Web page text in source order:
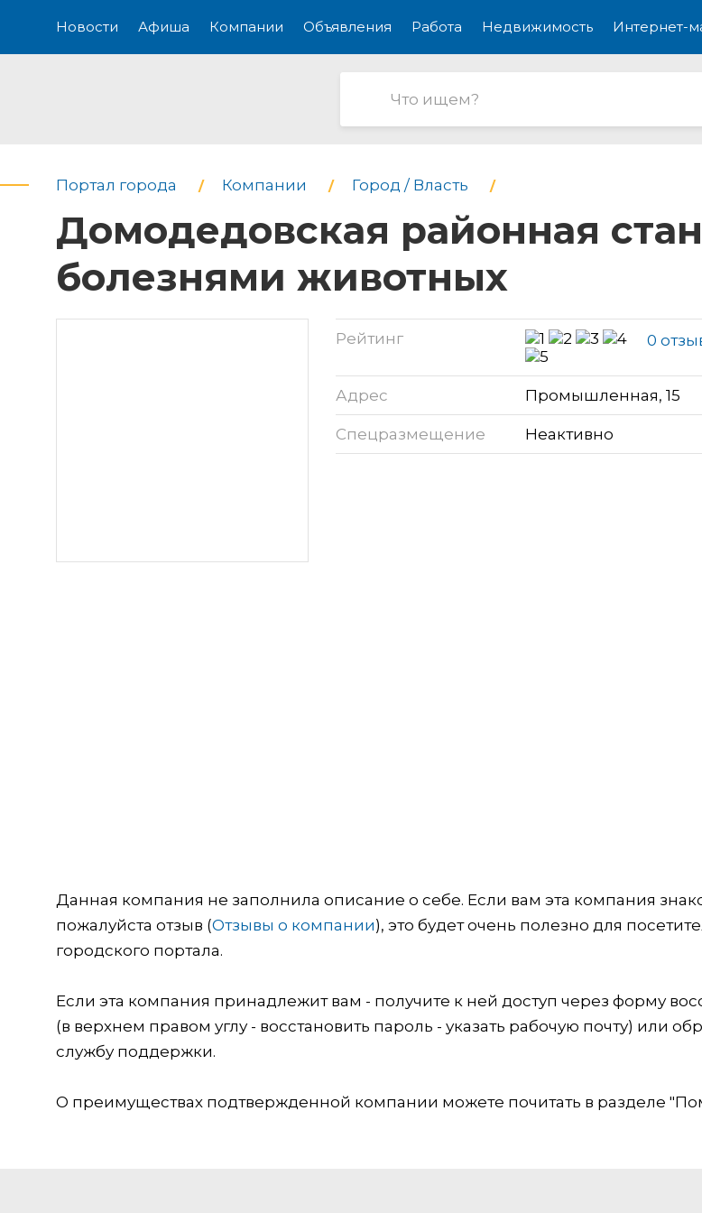
Новости Афиша Компании Объявления Работа Недвижимость Интернет-
Портал города Компании Город / Власть
Домодедовская районная
болезнями животных
Рейтинг 0
Адрес Промышленная, 15
Спецразмещение Неактивно
Данная компания не заполнила описание о себе. Если вам эта компания
пожалуйста отзыв (Отзывы о компании), это будет очень полезно для
городского портала.
Если эта компания принадлежит вам - получите к ней доступ через форму
(в верхнем правом углу - восстановить пароль - указать рабочую почту) или
службу поддержки.
О преимуществах подтвержденной компании можете почитать в разделе